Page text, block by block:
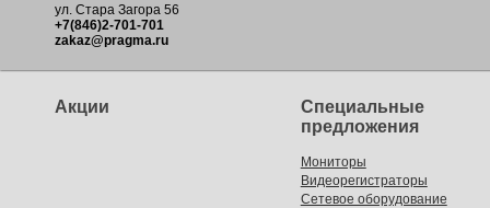
ул. Стара Загора 56
+7(846)2-701-701
zakaz@pragma.ru
Акции
Специальные
предложения
Мониторы
Видеорегистраторы
Сетевое оборудование